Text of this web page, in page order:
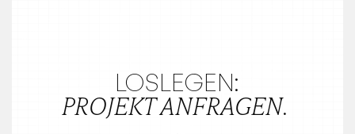
LOSLEGEN:
PROJEKT ANFRAGEN.